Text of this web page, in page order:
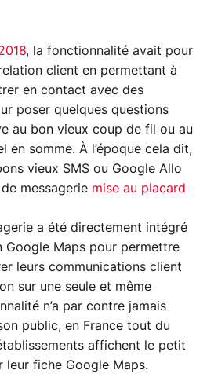
, la fonctionnalité avait pour
client en permettant à
en contact avec des
poser quelques questions
au bon vieux coup de fil ou au
en somme. À l’époque cela dit,
vieux SMS ou Google Allo
messagerie mise au placard
a été directement intégré
Google Maps pour permettre
leurs communications client
sur une seule et même
n’a par contre jamais
public, en France tout du
affichent le petit
leur fiche Google Maps.